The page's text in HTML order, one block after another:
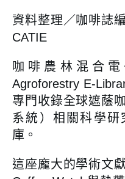
資料整理／咖啡誌
CATIE
咖啡農林混合電
Agroforestry E-
專門收錄全球遮蔭
系統）相關科學
庫。
這座龐大的學術文